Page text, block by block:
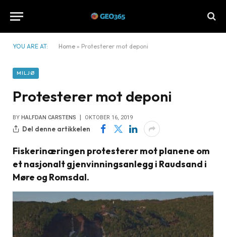
YOU ARE AT: Home » Protesterer mot deponi
MILJØ
Protesterer mot deponi
BY HALFDAN CARSTENS OKTOBER 16, 2019
Del denne artikkelen
Fiskerinæringen protesterer mot planene om
et nasjonalt gjenvinningsanlegg i Raudsand i
Møre og Romsdal.